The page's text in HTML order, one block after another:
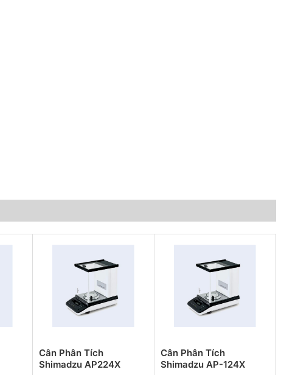
Cân Phân Tích
Shimadzu AP224X
Cân Phân Tích
Shimadzu AP-124X